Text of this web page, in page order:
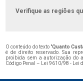
Verifique as regiões
O conteúdo do texto "Quanto
é de direito reservado. Sua
proibida sem a autorização do
Código Penal – Lei 9610/98 - Lei